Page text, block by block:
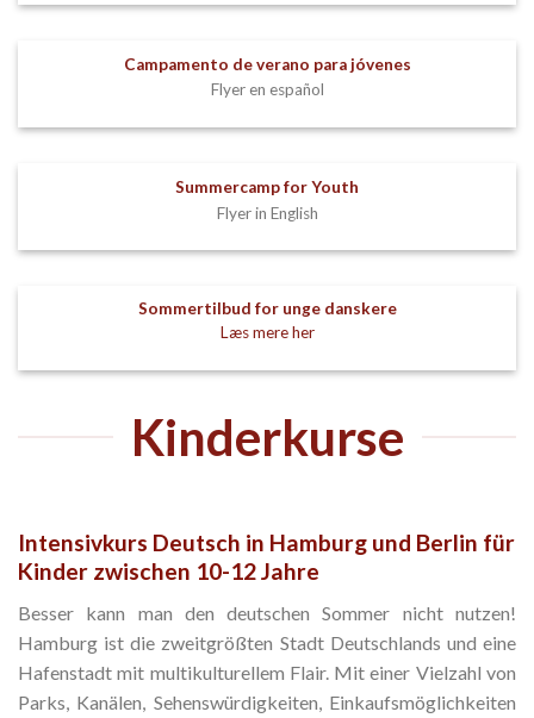
Campamento de verano para jóvenes
Flyer en español
Summercamp for Youth
Flyer in English
Sommertilbud for unge danskere
Læs mere her
Kinderkurse
Intensivkurs Deutsch in Hamburg und Berlin für
Kinder zwischen 10-12 Jahre
Besser kann man den deutschen Sommer nicht nutzen!
Hamburg ist die zweitgrößten Stadt Deutschlands und eine
Hafenstadt mit multikulturellem Flair. Mit einer Vielzahl von
Parks, Kanälen, Sehenswürdigkeiten, Einkaufsmöglichkeiten